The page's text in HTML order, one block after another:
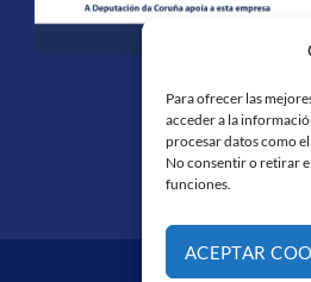
Para ofrecer las
acceder a la
procesar datos como
No consentir o retirar
funciones.
ACEPTAR